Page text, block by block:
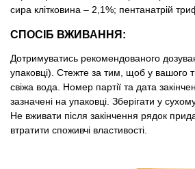
сира клітковина – 2,1%; пентанатрій
СПОСІБ ВЖИВАННЯ:
Дотримуватись рекомендованого
упаковці). Стежте за тим, щоб у вашого
свіжа вода. Номер партії та дата
зазначені на упаковці. Зберігати у
Не вживати після закінчення рядок
втратити споживчі властивості.